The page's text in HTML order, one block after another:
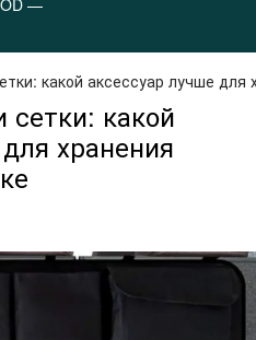
какой аксессуар лучше
какой
хранения